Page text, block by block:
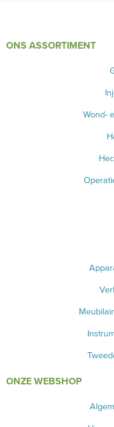
ONS ASSORTIMENT
Wond-
ONZE WEBSHOP